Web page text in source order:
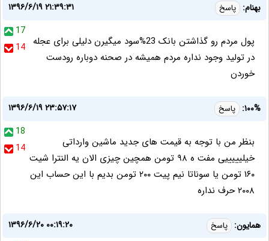
بهنام: پاسخ
۱۳۹۶/۶/۱۹ ۲۱:۳۹:۳۱
17
14 پول مردم رو گذاشتن بانک 23%سود میگیرن دلیلی برای عجله
در تولید وجود نداره مردم همیشه در صحنه دوباره رودست
خوردن
۱۰۰%: پاسخ
۱۳۹۶/۶/۱۹ ۲۳:۵۷:۱۷
18
14
بنظر من با توجه به قیمت های جدید ماشین وارداتی
خیلیییییی مفت ه ۹۸ تومن همچین چیزی الان یه النترا شیت
۱۶۰ تومن یا سوناتا نیم پیت ۲۰۰ تومن بدیم با این حساب این
۲۰۰۸ حرف نداره
همایون: پاسخ
۱۳۹۶/۶/۲۰ ۰۰:۱۹:۲۰